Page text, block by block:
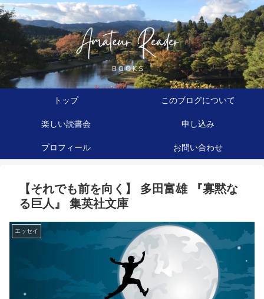
トップ このブログについて
楽しい読書会 申し込み
プロフィール お問い合わせ
【それでも前を向く】 多田富雄 『寡黙な
る巨人』 集英社文庫
エッセイ